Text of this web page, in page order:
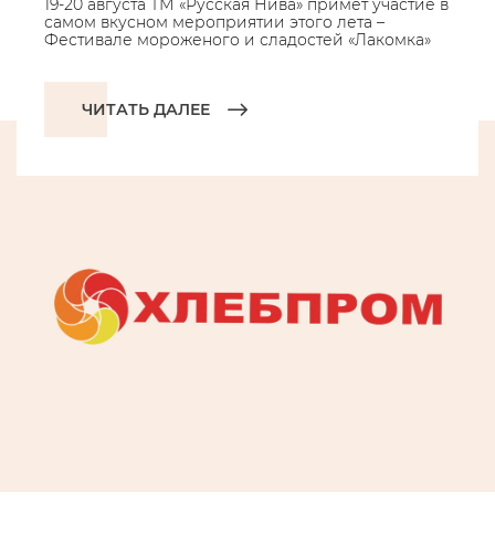
19-20 августа ТМ «Русская Нива» примет участие в
самом вкусном мероприятии этого лета –
Фестивале мороженого и сладостей «Лакомка»
ЧИТАТЬ ДАЛЕЕ